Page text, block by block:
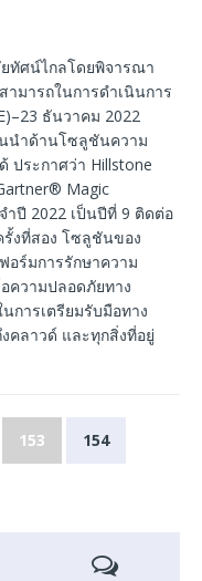
ทัศน์ไกลโดยพิจารณา
มารถในการดำเนินการ
ธันวาคม 2022
นำด้านโซลูชันความ
ประกาศว่า Hillstone
Magic
ำปี 2022 เป็นปีที่ 9 ติดต่อ
งที่สอง โซลูชันของ
ร์มการรักษาความ
ความปลอดภัยทาง
การเตรียมรับมือทาง
คลาวด์ และทุกสิ่งที่อยู่
153 154